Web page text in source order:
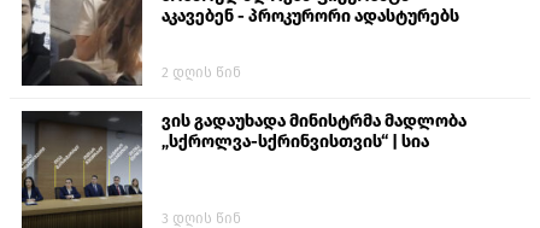
აკავებენ - პროკურორი ადასტურებს
2 დღის წინ
ვის გადაუხადა მინისტრმა მადლობა
„სქროლვა-სქრინვისთვის“ | სია
3 დღის წინ